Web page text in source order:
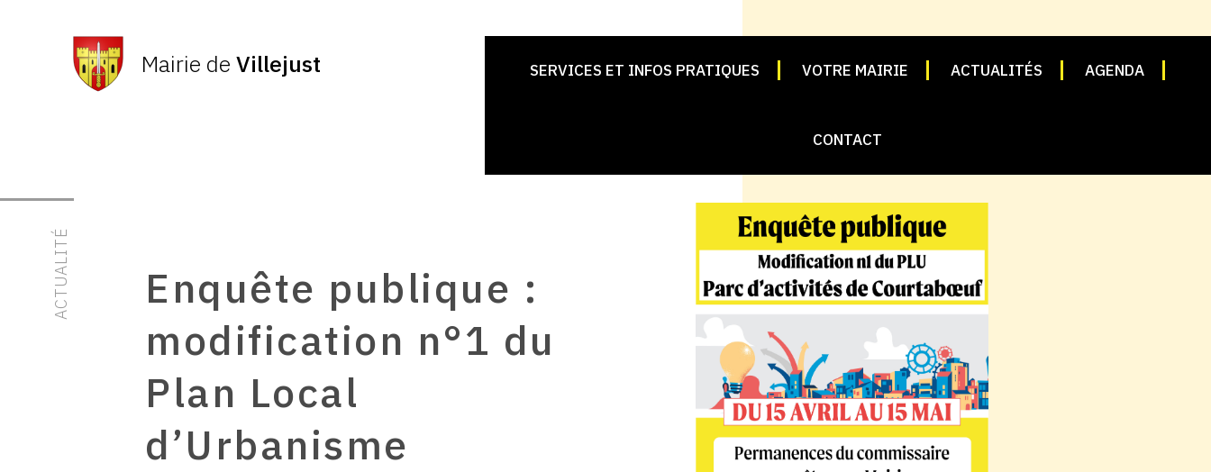
Mairie de Villejust SERVICES ET INFOS PRATIQUES VOTRE MAIRIE ACTUALITÉS AGENDA
CONTACT
ACTUALITÉ
Enquête publique :
modification n°1 du
Plan Local
d’Urbanisme